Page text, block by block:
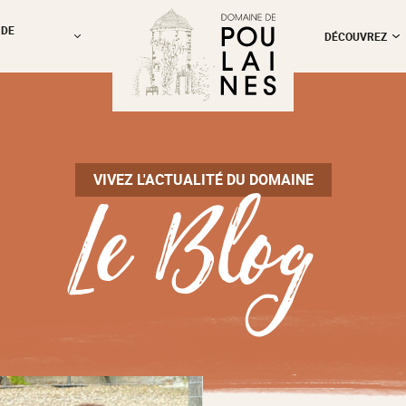
DÉCOUVREZ
VIVEZ L'ACTUALITÉ DU DOMAINE
Le Blog